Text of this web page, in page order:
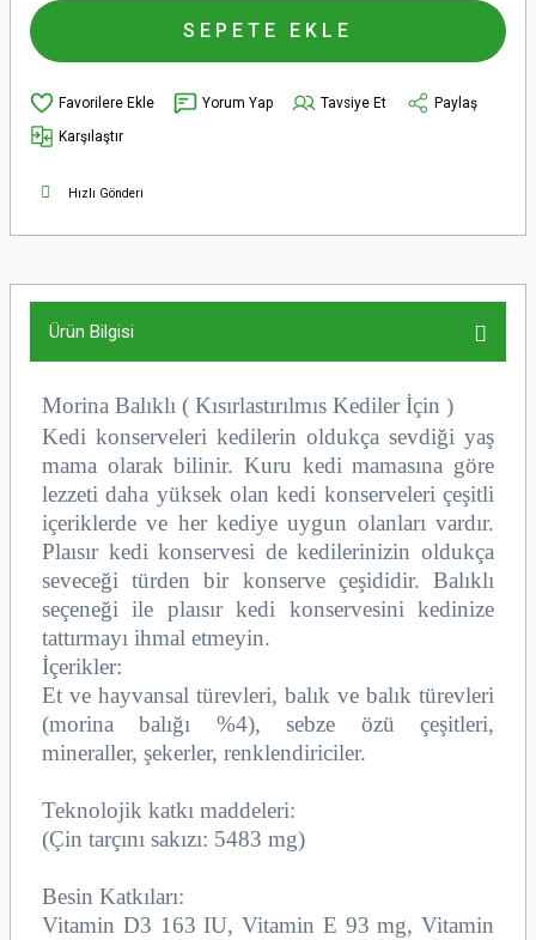
SEPETE EKLE
Yorum Yap Tavsiye Et
Paylaş
Karşılaştır
Hızlı Gönderi
Ürün Bilgisi
Morina Balıklı ( Kısırlastırılmıs Kediler İçin )
Kedi konserveleri kedilerin oldukça sevdiği yaş
mama olarak bilinir. Kuru kedi mamasına göre
lezzeti daha yüksek olan kedi konserveleri çeşitli
içeriklerde ve her kediye uygun olanları vardır.
Plaısır kedi konservesi de kedilerinizin oldukça
seveceği türden bir konserve çeşididir. Balıklı
seçeneği ile plaısır kedi konservesini kedinize
tattırmayı ihmal etmeyin.
İçerikler:
Et ve hayvansal türevleri, balık ve balık türevleri
(morina balığı %4), sebze özü çeşitleri,
mineraller, şekerler, renklendiriciler.
Teknolojik katkı maddeleri:
(Çin tarçını sakızı: 5483 mg)
Besin Katkıları:
Vitamin D3 163 IU, Vitamin E 93 mg, Vitamin